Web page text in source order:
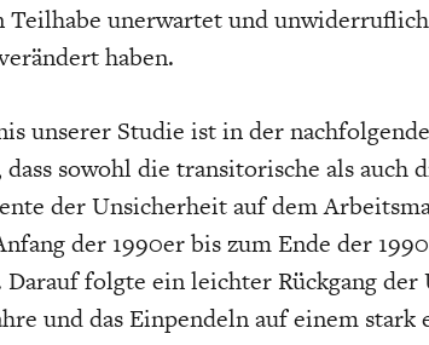
Teilhabe unerwartet und
haben.
unserer Studie ist in der
sowohl die transitorische als auch
der Unsicherheit auf dem
der 1990er bis zum Ende der
Darauf folgte ein leichter Rückgang
und das Einpendeln auf einem stark